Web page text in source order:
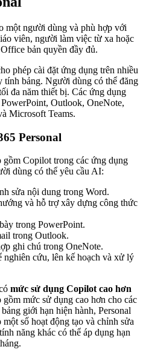
một người dùng và phù hợp với
viên, người làm việc từ xa hoặc
bản quyền đầy đủ.
phép cài đặt ứng dụng trên nhiều
tính bảng. Người dùng có thể đăng
đa năm thiết bị. Các ứng dụng
Outlook, OneNote,
Microsoft Teams.
Personal
gồm Copilot trong các ứng dụng
dùng có thể yêu cầu AI:
sửa nội dung trong Word.
và hỗ trợ xây dựng công thức
trong PowerPoint.
trong Outlook.
ghi chú trong OneNote.
cứu, lên kế hoạch và xử lý
mức sử dụng Copilot cao hơn
gồm mức sử dụng cao hơn cho các
giới hạn hiện hành, Personal
số hoạt động tạo và chỉnh sửa
năng khác có thể áp dụng hạn